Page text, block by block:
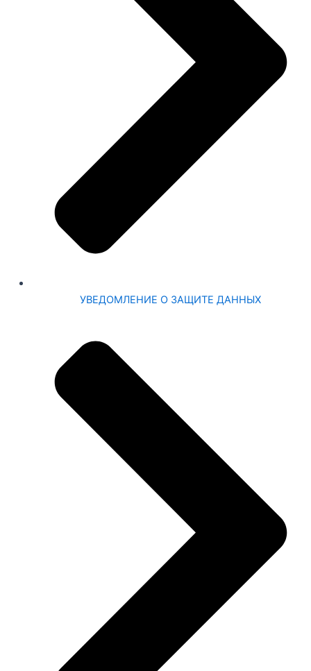
УВЕДОМЛЕНИЕ О ЗАЩИТЕ ДАННЫХ